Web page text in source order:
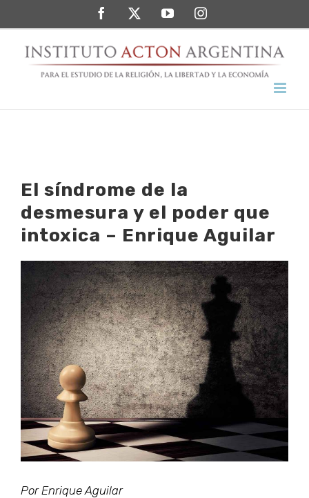
al
contenido
FacebookTwitterYouTubeInstagram
El síndrome de la
desmesura y el poder que
intoxica – Enrique Aguilar
Ver
imagen
más
grande
Por Enrique Aguilar